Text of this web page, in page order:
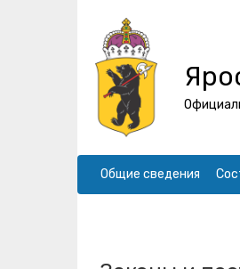
Общие сведения